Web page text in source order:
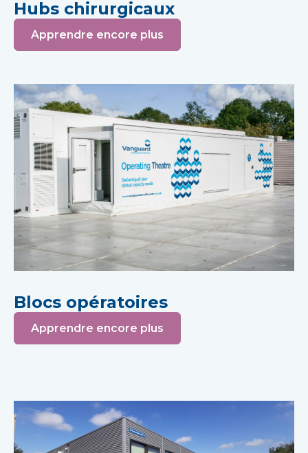
Hubs chirurgicaux
Apprendre encore plus
Blocs opératoires
Apprendre encore plus